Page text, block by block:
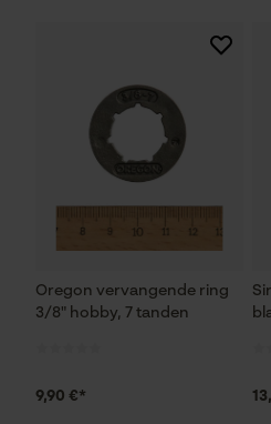
Oregon vervangende ring
3/8" hobby, 7 tanden
9,90 €*